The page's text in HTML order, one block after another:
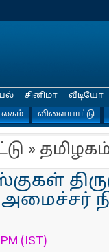
விளையாட்டு
சினிமா வீடியோ
»
(IST)